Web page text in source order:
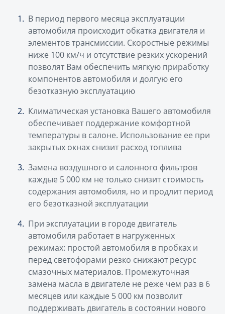
В период первого месяца эксплуатации
автомобиля происходит обкатка двигателя и
элементов трансмиссии. Скоростные режимы
ниже 100 км/ч и отсутствие резких ускорений
позволят Вам обеспечить мягкую приработку
компонентов автомобиля и долгую его
безотказную эксплуатацию
Климатическая установка Вашего автомобиля
обеспечивает поддержание комфортной
температуры в салоне. Использование ее при
закрытых окнах снизит расход топлива
Замена воздушного и салонного фильтров
каждые 5 000 км не только снизит стоимость
содержания автомобиля, но и продлит период
его безотказной эксплуатации
При эксплуатации в городе двигатель
автомобиля работает в нагруженных
режимах: простой автомобиля в пробках и
перед светофорами резко снижают ресурс
смазочных материалов. Промежуточная
замена масла в двигателе не реже чем раз в 6
месяцев или каждые 5 000 км позволит
поддерживать двигатель в состоянии нового